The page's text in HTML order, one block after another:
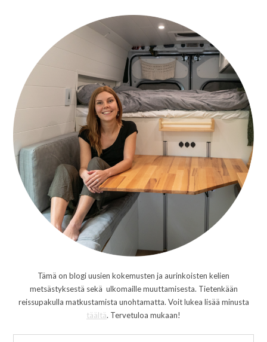
Tämä on blogi uusien kokemusten ja aurinkoisten kelien
metsästyksestä sekä ulkomaille muuttamisesta. Tietenkään
reissupakulla matkustamista unohtamatta. Voit lukea lisää minusta
täältä. Tervetuloa mukaan!